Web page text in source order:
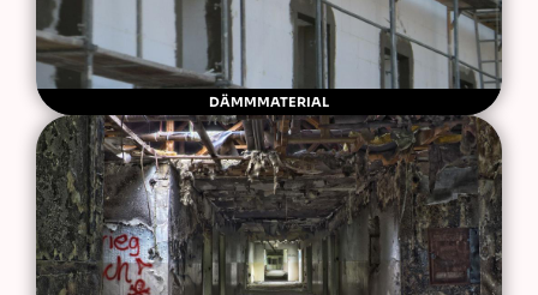
DÄMMMATERIAL